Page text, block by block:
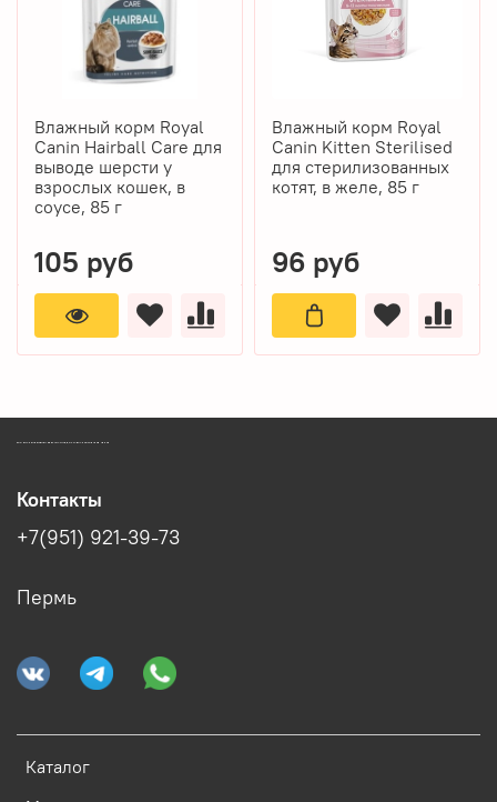
Влажный корм Royal
Canin Hairball Care для
выводе шерсти у
взрослых кошек, в
соусе, 85 г
105 руб
Влажный корм Royal
Canin Kitten Sterilised
для стерилизованных
котят, в желе, 85 г
96 руб
Каталог
Контакты
+7(951) 921-39-73
Пермь